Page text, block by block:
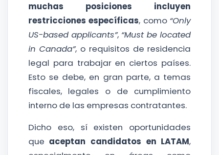
muchas posiciones incluyen
restricciones específicas, como “Only
US-based applicants”, “Must be located
in Canada”, o requisitos de residencia
legal para trabajar en ciertos países.
Esto se debe, en gran parte, a temas
fiscales, legales o de cumplimiento
interno de las empresas contratantes.
Dicho eso, sí existen oportunidades
que aceptan candidatos en LATAM,